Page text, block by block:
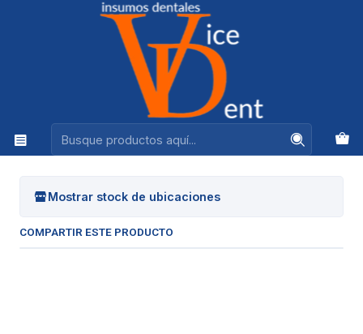
Ventas +56944575313
RELOJ DE PARED
RELOJ DE PARED
Mostrar stock de ubicaciones
COMPARTIR ESTE PRODUCTO